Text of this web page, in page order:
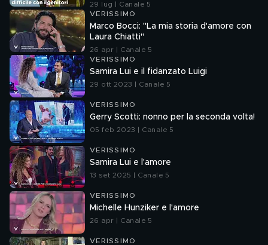
29 lug | Canale 5
VERISSIMO
Marco Bocci: "La mia storia d'amore con
Laura Chiatti"
26 apr | Canale 5
VERISSIMO
Samira Lui e il fidanzato Luigi
29 ott 2023 | Canale 5
VERISSIMO
Gerry Scotti: nonno per la seconda volta!
05 feb 2023 | Canale 5
VERISSIMO
Samira Lui e l'amore
13 set 2025 | Canale 5
VERISSIMO
Michelle Hunziker e l'amore
26 apr | Canale 5
VERISSIMO